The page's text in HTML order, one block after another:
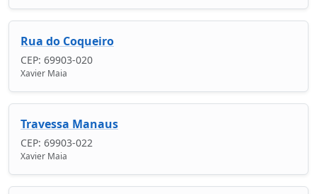
Rua do Coqueiro
CEP: 69903-020
Xavier Maia
Travessa Manaus
CEP: 69903-022
Xavier Maia